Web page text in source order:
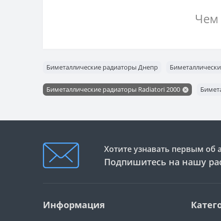
Чем
с
Биметаллические радиаторы Днепр
Биметаллические радиаторы Radiatori 2000
Хотите узнавать первым об
Подпишитесь на нашу
Информация